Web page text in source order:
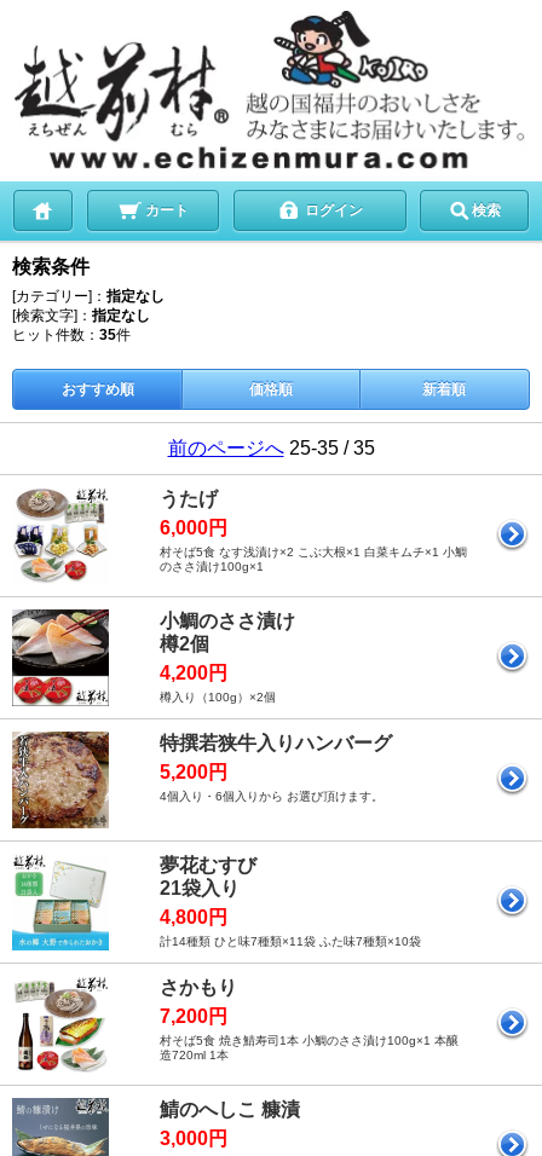
カート ログイン 検索
検索条件
[カテゴリー]： 指定なし
[検索文字]： 指定なし
ヒット件数： 35件
おすすめ順 価格順 新着順
前のページへ25-35 / 35
うたげ
6,000円
村そば5食 なす浅漬け×2 こぶ大根×1 白菜キムチ×1 小鯛
のささ漬け100g×1
小鯛のささ漬け
樽2個
4,200円
樽入り（100g）×2個
特撰若狭牛入りハンバーグ
5,200円
4個入り・6個入りから お選び頂けます。
夢花むすび
21袋入り
4,800円
計14種類 ひと味7種類×11袋 ふた味7種類×10袋
さかもり
7,200円
村そば5食 焼き鯖寿司1本 小鯛のささ漬け100g×1 本醸
造720ml 1本
鯖のへしこ 糠漬
3,000円